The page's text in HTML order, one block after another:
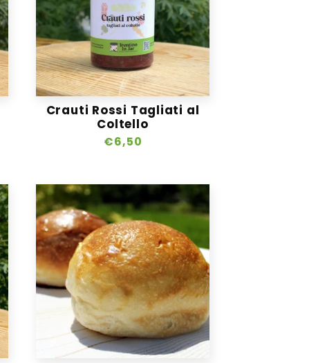
Crauti Rossi Tagliati al
Coltello
Prezzo
€6,50